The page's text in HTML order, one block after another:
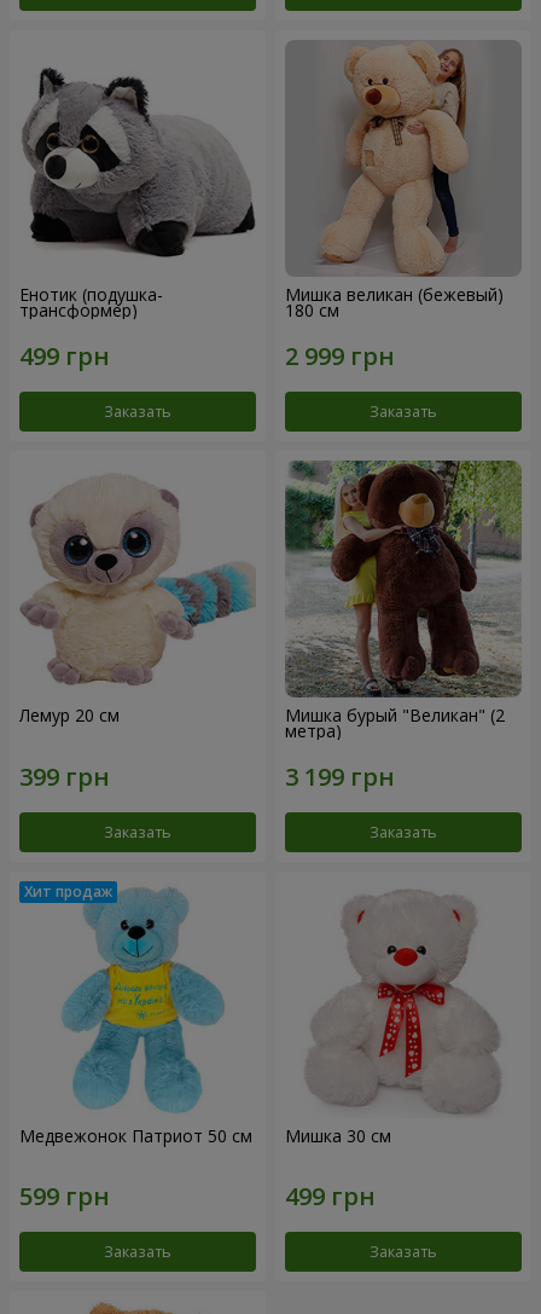
Енотик (подушка-
трансформер)
Заказать
Мишка великан (бежевый)
180 см
Заказать
Лемур 20 см
Заказать
Мишка бурый "Великан" (2
метра)
Заказать
Медвежонок Патриот 50 см
Заказать
Мишка 30 см
Заказать